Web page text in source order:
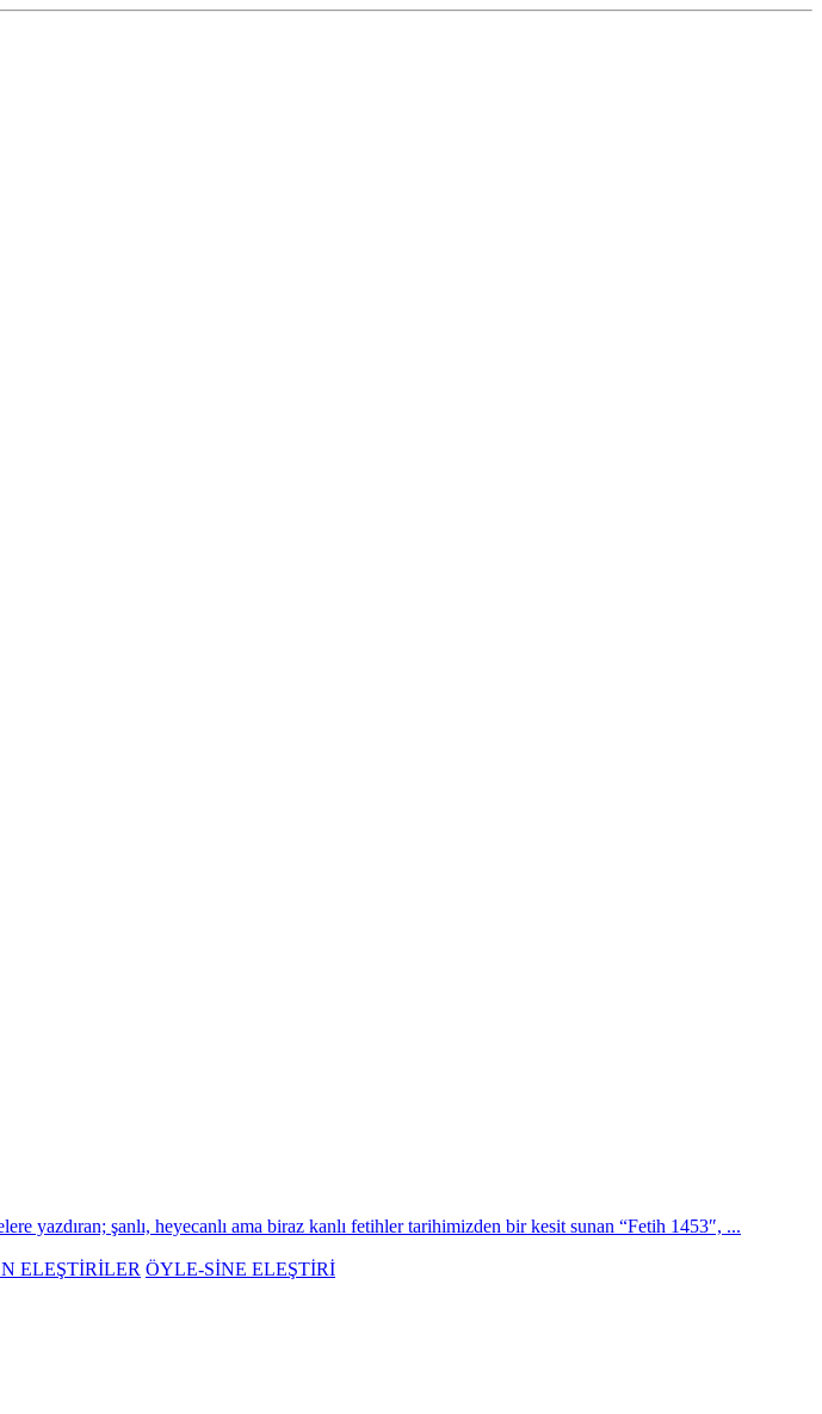
yazdıran; şanlı, heyecanlı ama biraz kanlı fetihler tarihimizden bir kesit sunan “Fetih 1453″, ...
ELEŞTİRİLER ÖYLE-SİNE ELEŞTİRİ